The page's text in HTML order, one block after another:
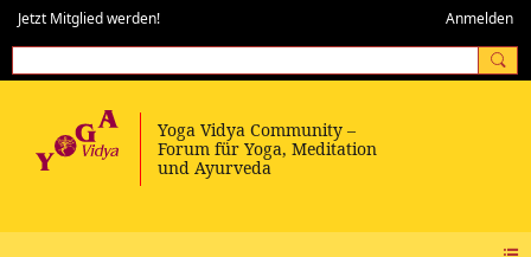
Jetzt Mitglied werden! Anmelden